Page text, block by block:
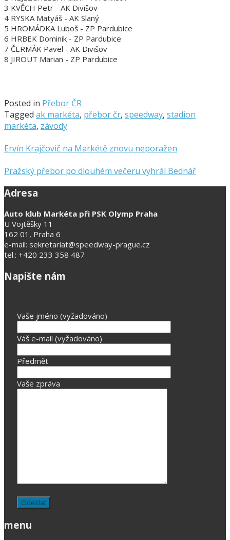
3 KVĚCH Petr - AK Divišov
4 RYSKA Matyáš - AK Slaný
5 HROMÁDKA Luboš - ZP Pardubice
6 HRBEK Dominik - ZP Pardubice
7 ČERMÁK Pavel - AK Divišov
8 JIROUT Marian - ZP Pardubice
Posted in Přebor ČR
Tagged ak markéta, přebor čr, speedway, stadion
markéta, závody
Ervín Krajčovič na Markétě znovu neporažen
Pražský přebor po dlouhém večeru vyhrál Bednář
Adresa
Auto klub Markéta při PSK Olymp Praha
U Vojtěšky 11
162 01, Praha 6
e-mail: sekretariat@speedway-prague.cz
tel.: +420 233 358 487
Napište nám
Vaše jméno (vyžadováno)
Váš e-mail (vyžadováno)
Předmět
Vaše zpráva
menu